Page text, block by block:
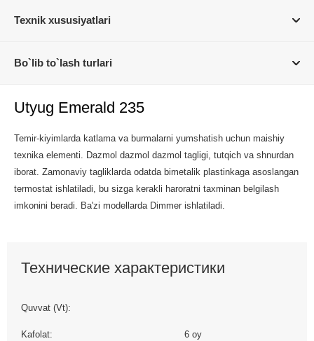
Texnik xususiyatlari
Bo`lib to`lash turlari
Utyug Emerald 235
Temir-kiyimlarda katlama va burmalarni yumshatish uchun maishiy
texnika elementi. Dazmol dazmol dazmol tagligi, tutqich va shnurdan
iborat. Zamonaviy tagliklarda odatda bimetalik plastinkaga asoslangan
termostat ishlatiladi, bu sizga kerakli haroratni taxminan belgilash
imkonini beradi. Ba'zi modellarda Dimmer ishlatiladi.
Технические характеристики
Quvvat (Vt):
Kafolat: 6 oy